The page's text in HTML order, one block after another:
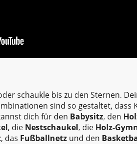
schaukle bis zu den Sternen.
sind so gestaltet,
dich für den Babysitz, den
, die Nestschaukel, die Holz-
, das Fußballnetz und den